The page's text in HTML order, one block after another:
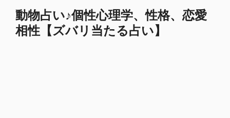
動物占い♪個性心理学、性格、恋愛
相性【ズバリ当たる占い】